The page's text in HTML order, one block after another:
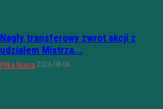
Nagły transferowy zwrot akcji z
udziałem Mistrza...
Piłka Nożna 2026-08-06